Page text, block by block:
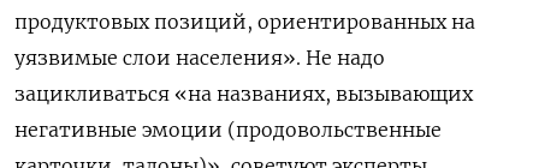
продуктовых позиций, ориентированных на
уязвимые слои населения». Не надо
зацикливаться «на названиях, вызывающих
негативные эмоции (продовольственные